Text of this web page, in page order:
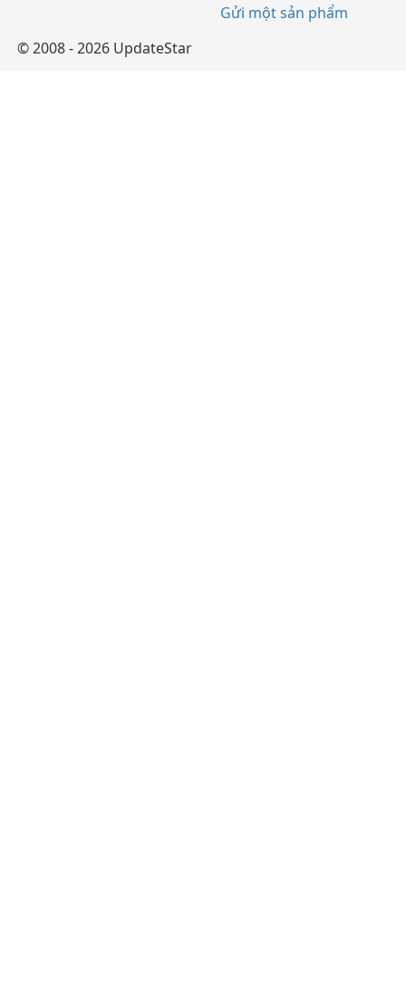
Gửi một sản phẩm
© 2008 - 2026 UpdateStar